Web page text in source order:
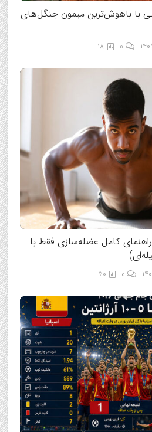
با باهوش‌ترین میمون جنگل‌های
18
کامل عضله‌سازی فقط با
50